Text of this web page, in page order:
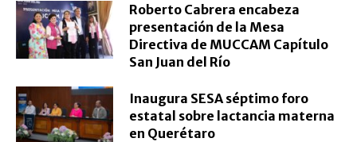
Roberto Cabrera encabeza
presentación de la Mesa
Directiva de MUCCAM Capítulo
San Juan del Río
Inaugura SESA séptimo foro
estatal sobre lactancia materna
en Querétaro